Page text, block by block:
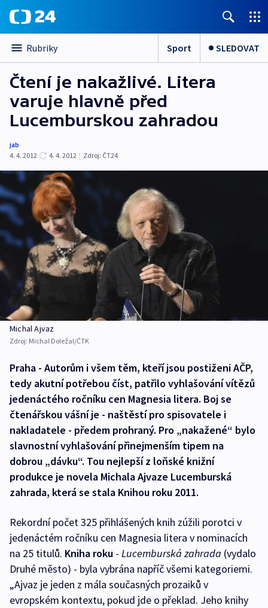
Rubriky Sport SLEDOVAT
Čtení je nakažlivé. Litera
varuje hlavně před
Lucemburskou zahradou
jab
4. 4. 2012
4. 4. 2012 | Zdroj: ČT24
Michal Ajvaz
Zdroj: Michal Doležal/ČTK
Praha - Autorům i všem těm, kteří jsou postiženi AČP,
tedy akutní potřebou číst, patřilo vyhlašování vítězů
jedenáctého ročníku cen Magnesia litera. Boj se
čtenářskou vášní je - naštěstí pro spisovatele i
nakladatele - předem prohraný. Pro „nakažené“ bylo
slavnostní vyhlašování přinejmenším tipem na
dobrou „dávku“. Tou nejlepší z loňské knižní
produkce je novela Michala Ajvaze Lucemburská
zahrada, která se stala Knihou roku 2011.
Rekordní počet 325 přihlášených knih zúžili porotci v
jedenáctém ročníku cen Magnesia litera v nominacích
na 25 titulů. Kniha roku - Lucemburská zahrada (vydalo
Druhé město) - byla vybrána napříč všemi kategoriemi.
„Ajvaz je jeden z mála současných prozaiků v
evropském kontextu, pokud jde o překlad. Jeho knihy